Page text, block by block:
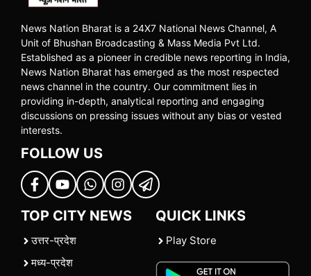
News Nation Bharat is a 24X7 National News Channel, A
Unit of Bhushan Broadcasting & Mass Media Pvt Ltd.
Established as a pioneer in credible news reporting in India,
News Nation Bharat has emerged as the most respected
news channel in the country. Our commitment lies in
providing in-depth, analytical reporting and engaging
discussions on pressing issues without any bias or vested
interests.
FOLLOW US
TOP CITY NEWS
उत्तर-प्रदेश
मध्य-प्रदेश
QUICK LINKS
Play Store